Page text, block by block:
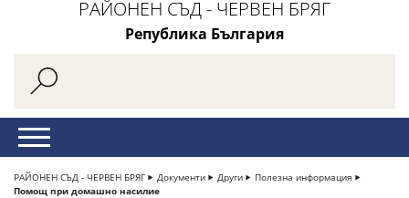
РАЙОНЕН СЪД - ЧЕРВЕН БРЯГ
Република България
РАЙОНЕН СЪД - ЧЕРВЕН БРЯГ Документи Други
Полезна информация
Помощ при домашно насилие